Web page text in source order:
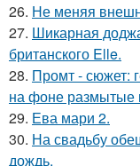
26. Не меняя
27. Шикарная
британского Elle.
28. Промт - сюжет:
на фоне
29. Ева мари 2.
30. На свадьбу
дождь.